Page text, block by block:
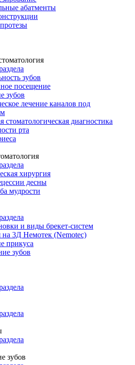
абатменты
зубов
посещение
зубов
лечение каналов под
стоматологическая диагностика
рта
хирургия
десны
мудрости
и виды брекет-систем
на 3Д Немотек (Nemotec)
прикуса
зубов
зубов